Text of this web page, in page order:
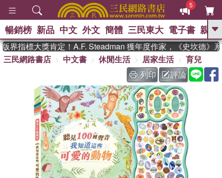
5
GO
熱搜： 東野圭吾 、 高希均教授回憶錄
The Odyssey 、 父親節 、 如果歷
史是一群喵 、 暑期推薦 、 國際布克
獎 臺灣漫遊錄 、 方念華 、 台灣的李
登輝時代 、 數學女孩：黎曼猜想
偉大的迷走神經
暢銷榜 新品 中文 外文 簡體 三民東大 電子書 親子
界指標大獎肯定！A.F. Steadman 獲年度作家，《史坎德》系
三民網路書店
中文書 休閒生活 居家生活
育兒
列印
評論